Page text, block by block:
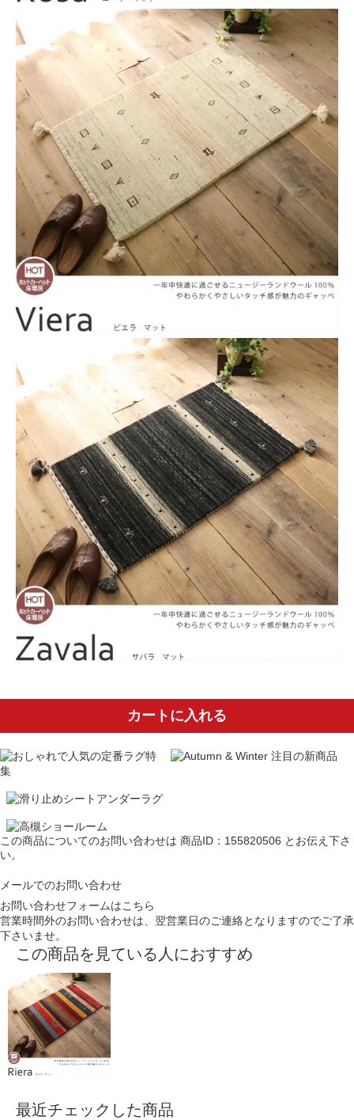
カートに入れる
この商品についてのお問い合わせは 商品ID：155820506 とお伝え下さ
い。
メールでのお問い合わせ
お問い合わせフォームはこちら
営業時間外のお問い合わせは、翌営業日のご連絡となりますのでご了承
下さいませ。
この商品を見ている人におすすめ
最近チェックした商品